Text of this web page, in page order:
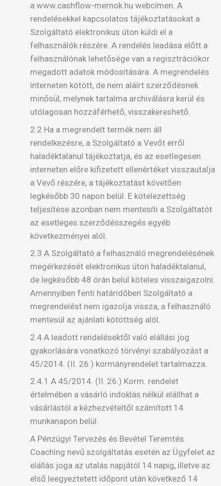
a www.cashflow-mernok.hu webcímen. A
rendelésekkel kapcsolatos tájékoztatásokat a
Szolgáltató elektronikus úton küldi el a
felhasználók részére. A rendelés leadása előtt a
felhasználónak lehetősége van a regisztrációkor
megadott adatok módosítására. A megrendelés
interneten kötött, de nem aláírt szerződésnek
minősül, melynek tartalma archiválásra kerül és
utólagosan hozzáférhető, visszakereshető.
2.2 Ha a megrendelt termék nem áll
rendelkezésre, a Szolgáltató a Vevőt erről
haladéktalanul tájékoztatja, és az esetlegesen
interneten előre kifizetett ellenértéket visszautalja
a Vevő részére, a tájékoztatást követően
legkésőbb 30 napon belül. E kötelezettség
teljesítése azonban nem mentesíti a Szolgáltatót
az esetleges szerződésszegés egyéb
következményei alól.
2.3 A Szolgáltató a felhasználó megrendelésének
megérkezését elektronikus úton haladéktalanul,
de legkésőbb 48 órán belül köteles visszaigazolni.
Amennyiben fenti határidőben Szolgáltató a
megrendelést nem igazolja vissza, a felhasználó
mentesül az ajánlati kötöttség alól.
2.4 A leadott rendelésektől való elállási jog
gyakorlására vonatkozó törvényi szabályozást a
45/2014. (II. 26.) kormányrendelet tartalmazza.
2.4.1 A 45/2014. (II. 26.) Korm. rendelet
értelmében a vásárló indoklás nélkül elállhat a
vásárlástól a kézhezvételtől számított 14
munkanapon belül.
A Pénzügyi Tervezés és Bevétel Teremtés
Coaching nevű szolgáltatás esetén az Ügyfelet az
elállás joga az utalás napjától 14 napig, illetve az
első leegyeztetett időpont után következő 14